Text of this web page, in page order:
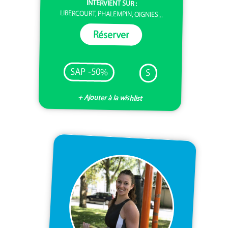
INTERVIENT SUR :
LIBERCOURT, PHALEMPIN, OIGNIES...
Réserver
SAP -50% S
+ Ajouter à la wishlist